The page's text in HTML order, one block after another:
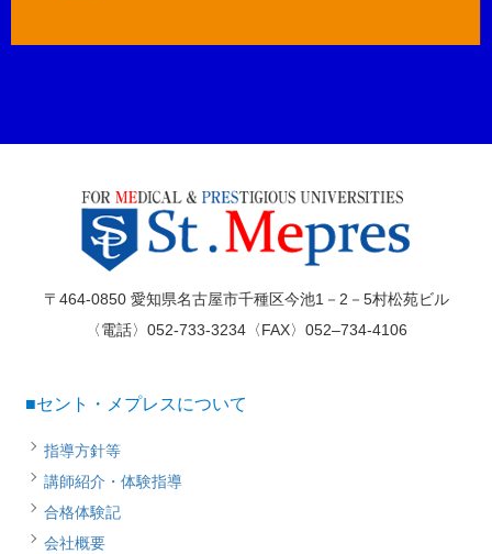
〒464-0850 愛知県名古屋市千種区今池1－2－5村松苑ビル
〈電話〉052-733-3234〈FAX〉052–734-4106
■セント・メプレスについて
指導方針等
講師紹介・体験指導
合格体験記
会社概要